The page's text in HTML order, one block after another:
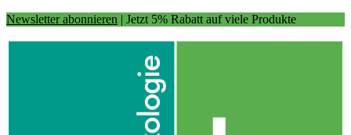
Newsletter abonnieren | Jetzt 5% Rabatt auf viele Produkte